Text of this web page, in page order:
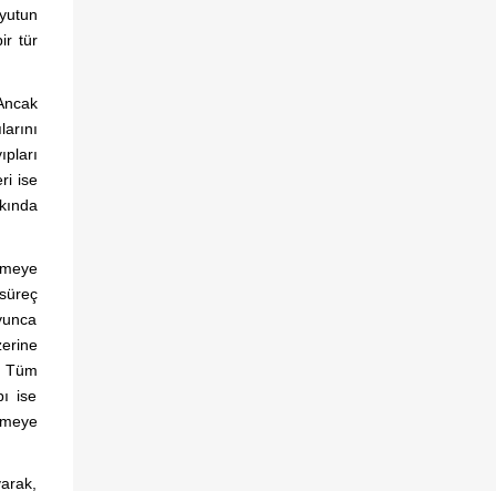
tür
ise
Tüm
ise